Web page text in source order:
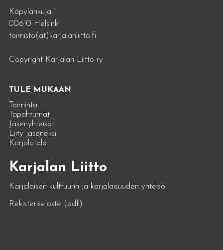
Käpylänkuja 1
00610 Helsinki
toimisto(at)karjalanliitto.fi
Copyright Karjalan Liitto ry
TULE MUKAAN
Toiminta
Tapahtumat
Jäsenyhteisöt
Liity jäseneksi
Karjalatalo
Karjalan Liitto
Karjalaisen kulttuurin ja karjalaisuuden yhteisö
Rekisteriseloste (pdf)